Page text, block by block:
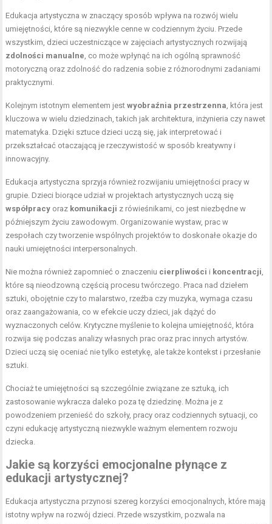
Edukacja artystyczna w znaczący sposób wpływa na rozwój wielu
umiejętności, które są niezwykle cenne w codziennym życiu. Przede
wszystkim, dzieci uczestniczące w zajęciach artystycznych rozwijają
zdolności manualne , co może wpłynąć na ich ogólną sprawność
motoryczną oraz zdolność do radzenia sobie z różnorodnymi zadaniami
praktycznymi.
Kolejnym istotnym elementem jestwyobraźnia przestrzenna , która jest
kluczowa w wielu dziedzinach, takich jak architektura, inżynieria czy nawet
matematyka. Dzięki sztuce dzieci uczą się, jak interpretować i
przekształcać otaczającą je rzeczywistość w sposób kreatywny i
innowacyjny.
Edukacja artystyczna sprzyja również rozwijaniu umiejętności pracy w
grupie. Dzieci biorące udział w projektach artystycznych uczą się
współpracy oraz komunikacji z rówieśnikami, co jest niezbędne w
późniejszym życiu zawodowym. Organizowanie wystaw, prac w
zespołach czy tworzenie wspólnych projektów to doskonałe okazje do
nauki umiejętności interpersonalnych.
Nie można również zapomnieć o znaczeniu cierpliwości i koncentracji
które są nieodzowną częścią procesu twórczego. Praca nad dziełem
sztuki, obojętnie czy to malarstwo, rzeźba czy muzyka, wymaga czasu
oraz zaangażowania, co w efekcie uczy dzieci, jak dążyć do
wyznaczonych celów. Krytyczne myślenie to kolejna umiejętność, która
rozwija się podczas analizy własnych prac oraz prac innych artystów.
Dzieci uczą się oceniać nie tylko estetykę, ale także kontekst i przesłanie
sztuki.
Chociaż te umiejętności są szczególnie związane ze sztuką, ich
zastosowanie wykracza daleko poza tę dziedzinę. Można je z
powodzeniem przenieść do szkoły, pracy oraz codziennych sytuacji, co
czyni edukację artystyczną niezwykle ważnym elementem rozwoju
dziecka.
Jakie są korzyści emocjonalne płynące z
edukacji artystycznej?
Edukacja artystyczna przynosi szereg korzyści emocjonalnych, które mają
istotny wpływ na rozwój dzieci. Przede wszystkim, pozwala na